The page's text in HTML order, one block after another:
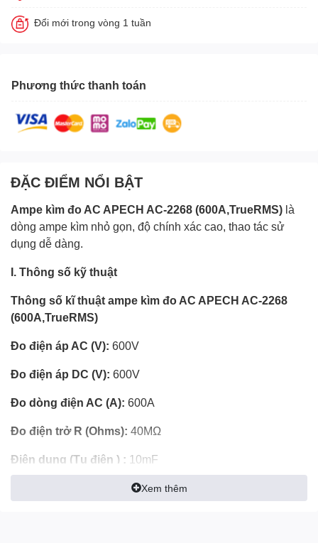
Đổi mới trong vòng 1 tuần
Phương thức thanh toán
ĐẶC ĐIỂM NỔI BẬT
Ampe kìm đo AC APECH AC-2268 (600A,TrueRMS) là
dòng ampe kìm nhỏ gọn, độ chính xác cao, thao tác sử
dụng dễ dàng.
I. Thông số kỹ thuật
Thông số kĩ thuật ampe kìm đo AC APECH AC-2268
(600A,TrueRMS)
Đo điện áp AC (V): 600V
Đo điện áp DC (V): 600V
Đo dòng điện AC (A): 600A
Đo điện trở R (Ohms): 40MΩ
Điện dung (Tụ điện ) : 10mF
100Hz – 40MHzXem thêm